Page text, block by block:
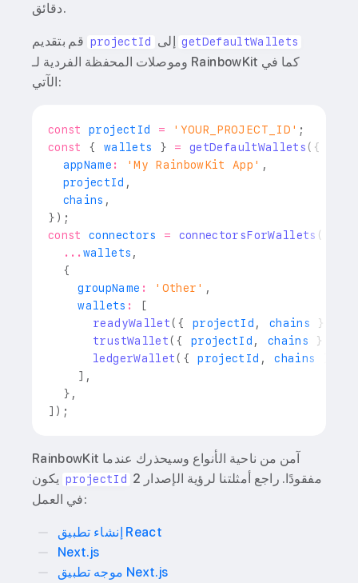
دقائق.
projectId getDefaultWallets
وموصلات المحفظة الفردية لـ RainbowKit كما في
الآتي:
const projectId = 'YOUR_PROJECT_ID' ;
const
{ wallets } = getDefaultWallets ( {
  appName
: 'My RainbowKit App' ,
  projectId
,
  chains
,
} ) ;
const
connectors = connectorsForWallets (
... wallets ,
{
    groupName
: 'Other' ,
    wallets
:
[
readyWallet( { projectId , chains }
trustWallet( { projectId , chains }
ledgerWallet( { projectId , chains
] ,
} ,
] ) ;
RainbowKit آمن من ناحية الأنواع وسيحذرك عندما
projectId
في العمل:
إنشاء تطبيق React
Next.js
موجه تطبيق Next.js